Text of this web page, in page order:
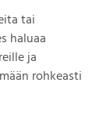
tai
haluaa
ja
rohkeasti